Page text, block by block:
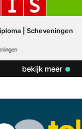
| Scheveningen
bekijk meer